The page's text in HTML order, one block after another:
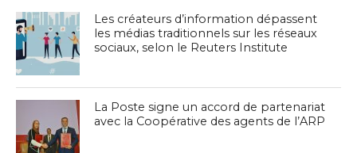
Les créateurs d’information dépassent
les médias traditionnels sur les réseaux
sociaux, selon le Reuters Institute
La Poste signe un accord de partenariat
avec la Coopérative des agents de l’ARP